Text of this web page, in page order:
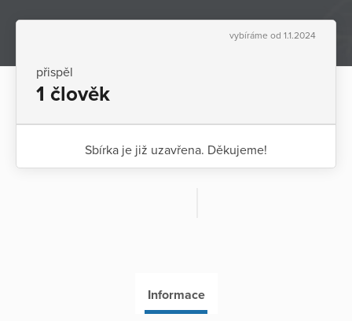
vybíráme od 1.1.2024
přispěl
1 člověk
Sbírka je již uzavřena. Děkujeme!
Informace